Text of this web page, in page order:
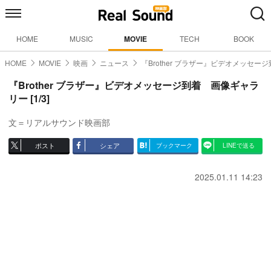
HOME MUSIC MOVIE TECH BOOK
HOME MOVIE 映画 ニュース 『Brother ブラザー』ビデオメッセージ
『Brother ブラザー』ビデオメッセージ到着 画像ギャラ
リー [1/3]
文＝リアルサウンド映画部
ポスト シェア ブックマーク LINEで送る
2025.01.11 14:23